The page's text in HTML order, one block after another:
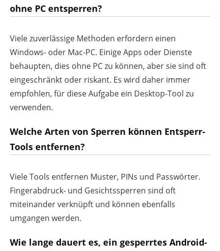
ohne PC entsperren?
Viele zuverlässige Methoden erfordern einen
Windows- oder Mac-PC. Einige Apps oder Dienste
behaupten, dies ohne PC zu können, aber sie sind oft
eingeschränkt oder riskant. Es wird daher immer
empfohlen, für diese Aufgabe ein Desktop-Tool zu
verwenden.
Welche Arten von Sperren können Entsperr-
Tools entfernen?
Viele Tools entfernen Muster, PINs und Passwörter.
Fingerabdruck- und Gesichtssperren sind oft
miteinander verknüpft und können ebenfalls
umgangen werden.
Wie lange dauert es, ein gesperrtes Android-